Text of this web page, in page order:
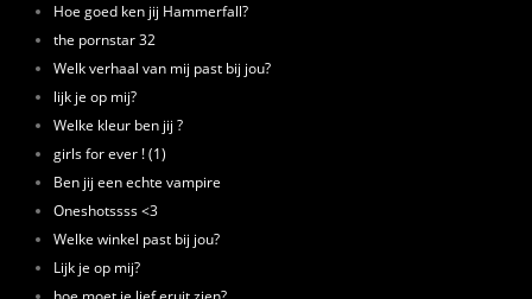
Hoe goed ken jij Hammerfall?
the pornstar 32
Welk verhaal van mij past bij jou?
lijk je op mij?
Welke kleur ben jij ?
girls for ever ! (1)
Ben jij een echte vampire
Oneshotssss <3
Welke winkel past bij jou?
Lijk je op mij?